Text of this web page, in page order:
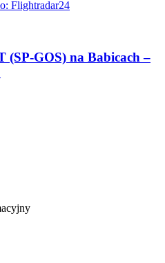
(SP-GOS) na Babicach –